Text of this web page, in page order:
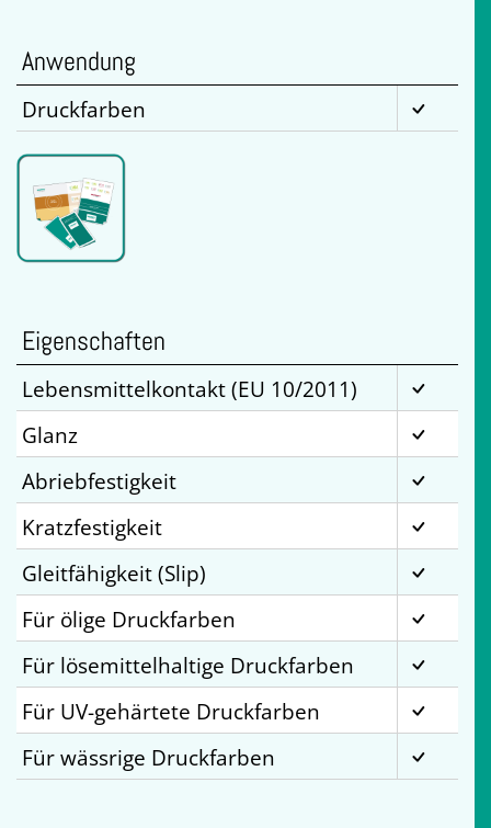
Anwendung
Druckfarben
Eigenschaften
Lebensmittelkontakt (EU 10/2011)
Glanz
Abriebfestigkeit
Kratzfestigkeit
Gleitfähigkeit (Slip)
Für ölige Druckfarben
Für lösemittelhaltige Druckfarben
Für UV-gehärtete Druckfarben
Für wässrige Druckfarben